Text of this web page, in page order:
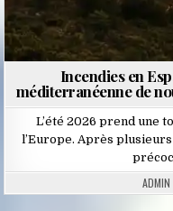
Incendies en
méditerranéenne de
L’été 2026 prend une
l’Europe. Après
ADMIN